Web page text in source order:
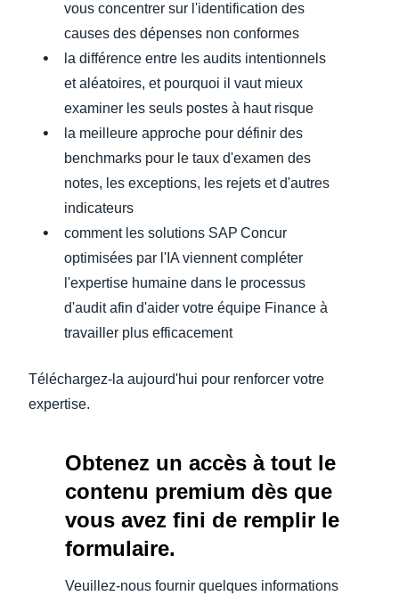
vous concentrer sur l'identification des
causes des dépenses non conformes
la différence entre les audits intentionnels
et aléatoires, et pourquoi il vaut mieux
examiner les seuls postes à haut risque
la meilleure approche pour définir des
benchmarks pour le taux d'examen des
notes, les exceptions, les rejets et d'autres
indicateurs
comment les solutions SAP Concur
optimisées par l'IA viennent compléter
l'expertise humaine dans le processus
d'audit afin d'aider votre équipe Finance à
travailler plus efficacement
Téléchargez-la aujourd'hui pour renforcer votre
expertise.
Obtenez un accès à tout le
contenu premium dès que
vous avez fini de remplir le
formulaire.
Veuillez-nous fournir quelques informations